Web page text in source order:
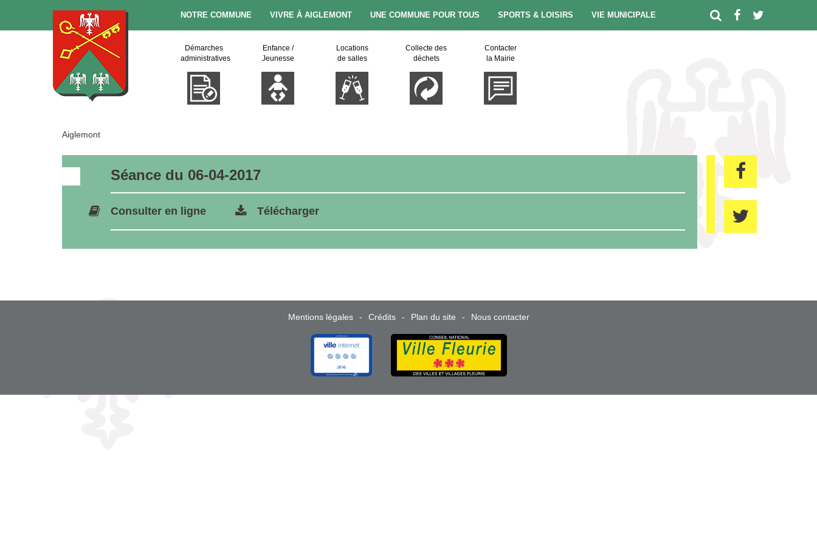
NOTRE COMMUNE VIVRE À AIGLEMONT UNE COMMUNE POUR TOUS SPORTS & LOISIRS VIE MUNICIPALE
Démarches
administratives
Enfance /
Jeunesse
Locations
de salles
Collecte des
déchets
Contacter
la Mairie
Aiglemont
Séance du 06-04-2017
Consulter en ligne Télécharger
Mentions légales Crédits Plan du site Nous contacter